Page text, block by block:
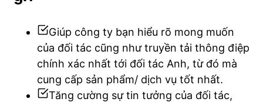
Giúp công ty bạn hiểu rõ mong muốn
của đối tác cũng như truyền tải thông điệp
chính xác nhất tới đối tác Anh, từ đó mà
cung cấp sản phẩm/ dịch vụ tốt nhất.
Tăng cường sự tin tưởng của đối tác,